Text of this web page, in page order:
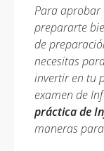
Para aprobar
prepararte
de
necesitas
invertir en tu
examen de
práctica de
maneras